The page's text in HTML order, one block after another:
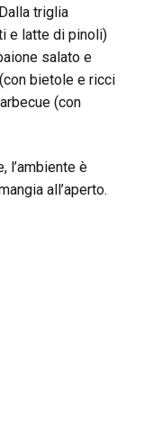
triglia
e latte di pinoli)
salato e
bietole e ricci
(con
l’ambiente è
all’aperto.